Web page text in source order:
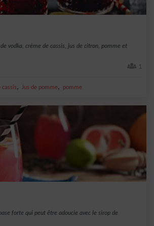
vodka, crème de cassis, jus de citron, pomme et
1
cassis, Jus de pomme, pomme
forte qui peut être adoucie avec le sirop de